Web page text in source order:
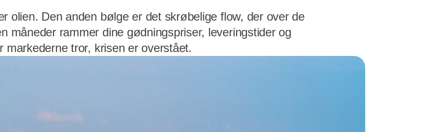
olien. Den anden bølge er det skrøbelige flow, der over de
måneder rammer dine gødningspriser, leveringstider og
markederne tror, krisen er overstået.